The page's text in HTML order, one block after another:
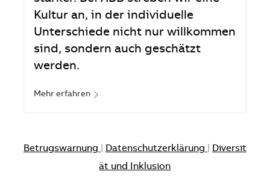
Kultur an, in der individuelle
Unterschiede nicht nur willkommen
sind, sondern auch geschätzt
werden.
Mehr erfahren
Betrugswarnung Datenschutzerklärung
Diversit
ät und Inklusion